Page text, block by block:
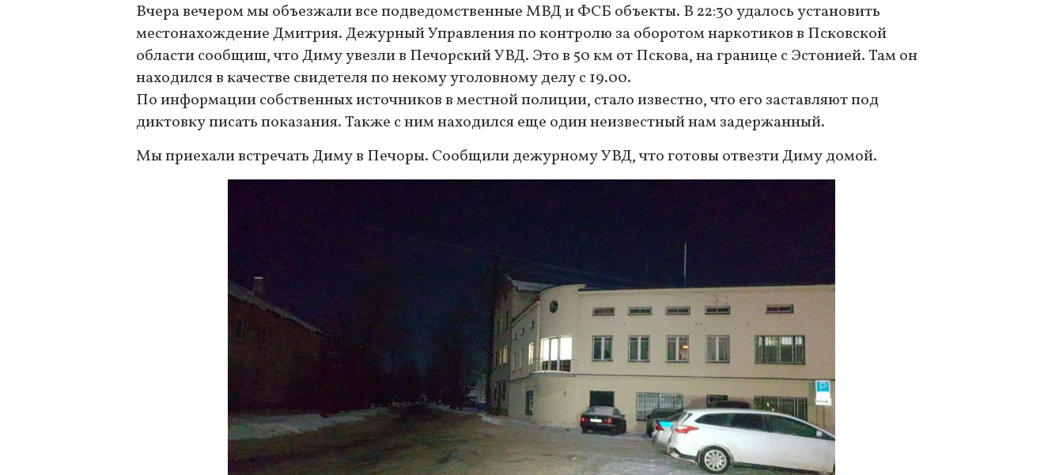
Вчера вечером мы объезжали все подведомственные МВД и ФСБ объекты. В 22:30 удалось установить
местонахождение Дмитрия. Дежурный Управления по контролю за оборотом наркотиков в Псковской
области сообщиш, что Диму увезли в Печорский УВД. Это в 50 км от Пскова, на границе с Эстонией. Там он
находился в качестве свидетеля по некому уголовному делу с 19.00.
По информации собственных источников в местной полиции, стало известно, что его заставляют под
диктовку писать показания. Также с ним находился еще один неизвестный нам задержанный.
Мы приехали встречать Диму в Печоры. Сообщили дежурному УВД, что готовы отвезти Диму домой.